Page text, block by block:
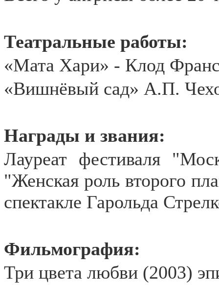
Театральные работы:
«Мата Хари» - Клод
«Вишнёвый сад» А.П.
Награды и звания:
Лауреат фестиваля
"Женская роль второго
спектакле Гарольда
Фильмография:
Три цвета любви (2003)